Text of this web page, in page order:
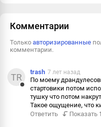
Комментарии
Только авторизированные
комментарии.
TR trash 7 лет назад
По моему
стартовики потом
тушку что потом
Такое ощущение, что
Ответить
Показать 1